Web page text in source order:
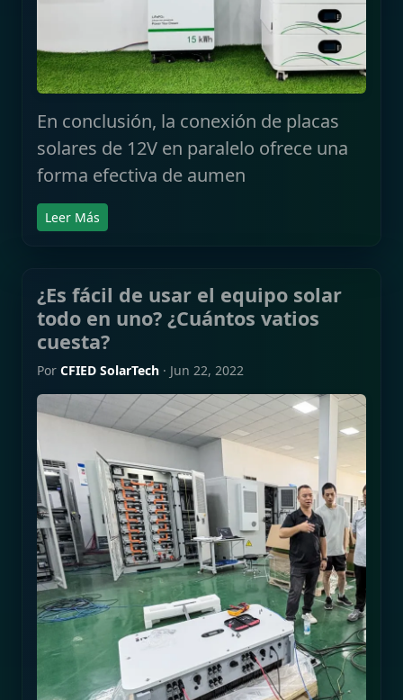
En conclusión, la conexión de placas
solares de 12V en paralelo ofrece una
forma efectiva de aumen
Leer Más
¿Es fácil de usar el equipo solar
todo en uno? ¿Cuántos vatios
cuesta?
Por CFIED SolarTech · Jun 22, 2022